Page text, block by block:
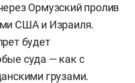
Ормузский пролив
США и Израиля.
будет
суда — как с
грузами.